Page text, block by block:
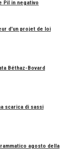
Pil in negativo
d'un projet de loi
Béthaz-Bovard
scarica di sassi
agosto della